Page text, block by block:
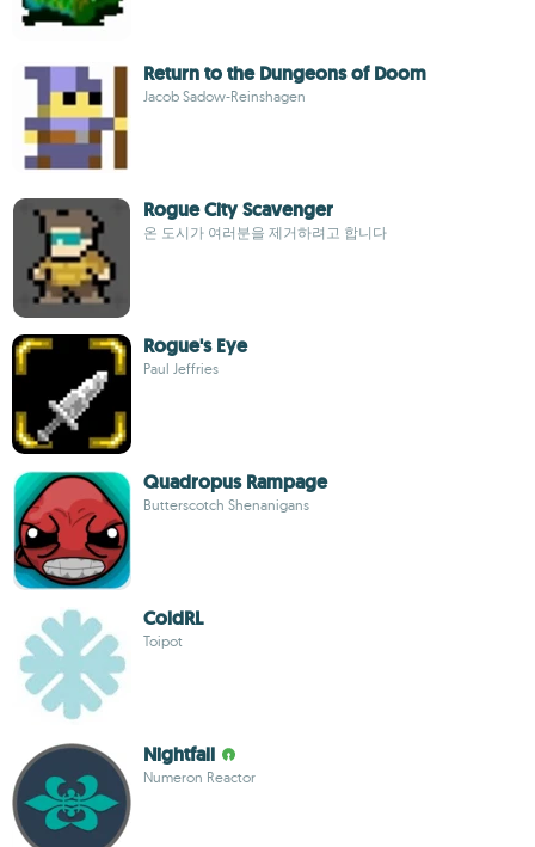
Return to the Dungeons of Doom
Jacob Sadow-Reinshagen
Rogue City Scavenger
온 도시가 여러분을 제거하려고 합니다
Rogue's Eye
Paul Jeffries
Quadropus Rampage
Butterscotch Shenanigans
ColdRL
Toipot
Nightfall
Numeron Reactor